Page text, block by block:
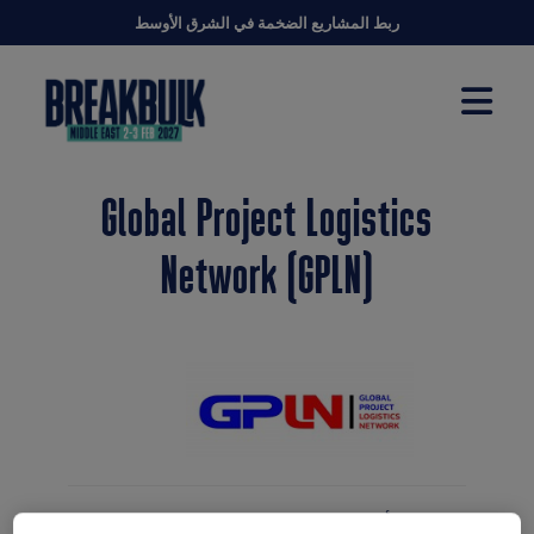
ربط المشاريع الضخمة في الشرق الأوسط
Global Project Logistics
Network (GPLN)